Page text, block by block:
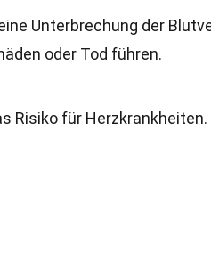
Unterbrechung der
oder Tod führen.
Risiko für